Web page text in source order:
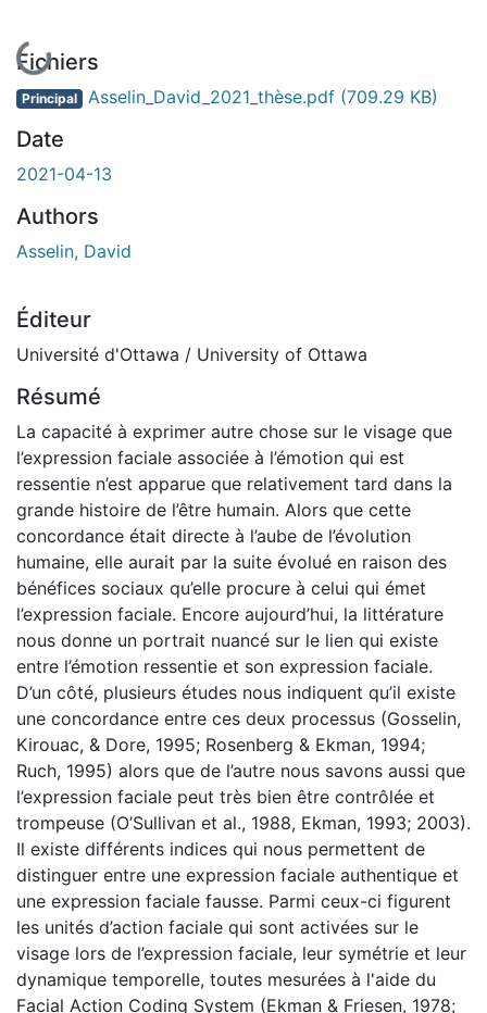
En cours de chargement...
Fichiers
Principal Asselin_David_2021_thèse.pdf (709.29 KB)
Date
2021-04-13
Authors
Asselin, David
Éditeur
Université d'Ottawa / University of Ottawa
Résumé
La capacité à exprimer autre chose sur le visage que
l’expression faciale associée à l’émotion qui est
ressentie n’est apparue que relativement tard dans la
grande histoire de l’être humain. Alors que cette
concordance était directe à l’aube de l’évolution
humaine, elle aurait par la suite évolué en raison des
bénéfices sociaux qu’elle procure à celui qui émet
l’expression faciale. Encore aujourd’hui, la littérature
nous donne un portrait nuancé sur le lien qui existe
entre l’émotion ressentie et son expression faciale.
D’un côté, plusieurs études nous indiquent qu’il existe
une concordance entre ces deux processus (Gosselin,
Kirouac, & Dore, 1995; Rosenberg & Ekman, 1994;
Ruch, 1995) alors que de l’autre nous savons aussi que
l’expression faciale peut très bien être contrôlée et
trompeuse (O’Sullivan et al., 1988, Ekman, 1993; 2003).
Il existe différents indices qui nous permettent de
distinguer entre une expression faciale authentique et
une expression faciale fausse. Parmi ceux-ci figurent
les unités d’action faciale qui sont activées sur le
visage lors de l’expression faciale, leur symétrie et leur
dynamique temporelle, toutes mesurées à l'aide du
Facial Action Coding System (Ekman & Friesen, 1978;